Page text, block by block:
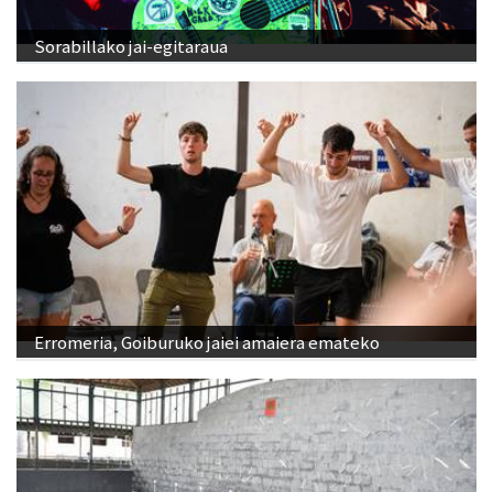
Sorabillako jai-egitaraua
Erromeria, Goiburuko jaiei amaiera emateko